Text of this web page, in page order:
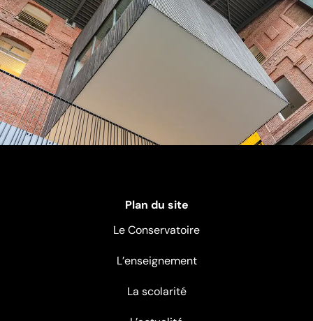
Plan du site
Le Conservatoire
L’enseignement
La scolarité